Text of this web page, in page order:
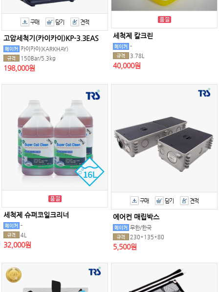
구매 담기 견적
고압세척기(카이카이)KP-3.3EAS
카이카이(KARKHAY)
150Bar/5.3kg
198,000원
세척제 칼크린
-
3.78L
40,000원
세척제 슈퍼코일크리너
-
4L
32,000원
구매 담기 견적
에어컨 매립박스
무한/한국
230*135*80
5,500원